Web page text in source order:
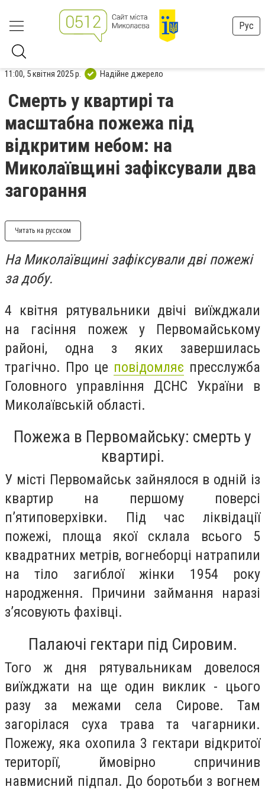
Рус
11:00, 5 квітня 2025 р. Надійне джерело
Смерть у квартирі та
масштабна пожежа під
відкритим небом: на
Миколаївщині зафіксували два
загорання
Читать на русском
На Миколаївщині зафіксували дві пожежі
за добу.
4 квітня рятувальники двічі виїжджали
на гасіння пожеж у Первомайському
районі, одна з яких завершилась
трагічно. Про це повідомляє пресслужба
Головного управління ДСНС України в
Миколаївській області.
Пожежа в Первомайську: смерть у
квартирі.
У місті Первомайськ зайнялося в одній із
квартир на першому поверсі
п’ятиповерхівки. Під час ліквідації
пожежі, площа якої склала всього 5
квадратних метрів, вогнеборці натрапили
на тіло загиблої жінки 1954 року
народження. Причини займання наразі
з’ясовують фахівці.
Палаючі гектари під Сировим.
Того ж дня рятувальникам довелося
виїжджати на ще один виклик - цього
разу за межами села Сирове. Там
загорілася суха трава та чагарники.
Пожежу, яка охопила 3 гектари відкритої
території, ймовірно спричинив
навмисний підпал. До боротьби з вогнем